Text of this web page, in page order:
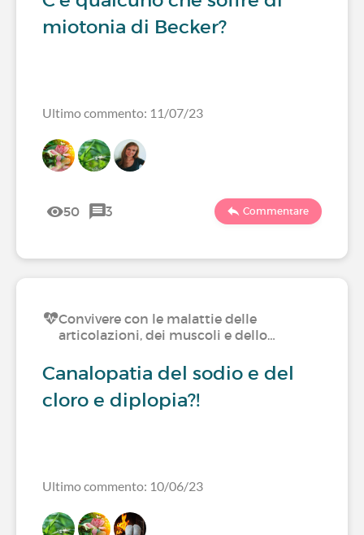
miotonia di Becker?
Ultimo commento: 11/07/23
50 3 Commentare
Convivere con le malattie delle
articolazioni, dei muscoli e dello…
Canalopatia del sodio e del
cloro e diplopia?!
Ultimo commento: 10/06/23